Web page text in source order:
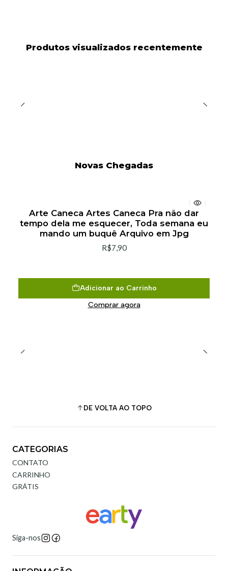
Produtos visualizados recentemente
Novas Chegadas
Arte Caneca Artes Caneca Pra não dar
tempo dela me esquecer, Toda semana eu
mando um buquê Arquivo em Jpg
R$7,90
Adicionar ao Carrinho
Comprar agora
DE VOLTA AO TOPO
CATEGORIAS
CONTATO
CARRINHO
GRÁTIS
Siga-nos